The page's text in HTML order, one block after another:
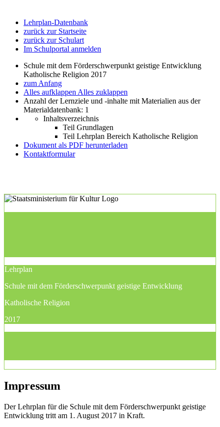
Lehrplan-Datenbank
zurück zur Startseite
zurück zur Schulart
Im Schulportal anmelden
Schule mit dem Förderschwerpunkt geistige Entwicklung
Katholische Religion 2017
zum Anfang
Alles aufklappen Alles zuklappen
Anzahl der Lernziele und -inhalte mit Materialien aus der
Materialdatenbank: 1
Inhaltsverzeichnis
Teil Grundlagen
Teil Lehrplan Bereich Katholische Religion
Dokument als PDF herunterladen
Kontaktformular
Lehrplan
Schule mit dem Förderschwerpunkt geistige Entwicklung
Katholische Religion
2017
Impressum
Der Lehrplan für die Schule mit dem Förderschwerpunkt geistige
Entwicklung tritt am 1. August 2017 in Kraft.